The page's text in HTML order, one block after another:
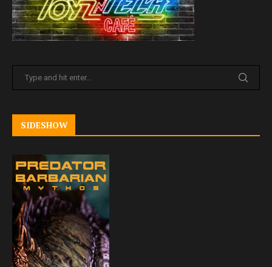
SIDESHOW